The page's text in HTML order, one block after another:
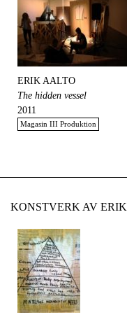
ERIK AALTO
The hidden vessel
2011
Magasin III Produktion
KONSTVERK AV